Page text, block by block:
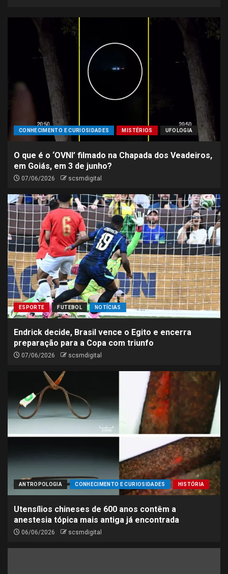
CONHECIMENTO E CURIOSIDADES MISTÉRIOS UFOLOGIA
O que é o ‘OVNI’ filmado na Chapada dos Veadeiros,
em Goiás, em 3 de junho?
07/06/2026 scsmdigital
ESPORTE FUTEBOL NOTÍCIAS
Endrick decide, Brasil vence o Egito e encerra
preparação para a Copa com triunfo
07/06/2026 scsmdigital
ANTROPOLOGIA CONHECIMENTO E CURIOSIDADES HISTÓRIA
Utensílios chineses de 600 anos contêm a
anestesia tópica mais antiga já encontrada
06/06/2026 scsmdigital